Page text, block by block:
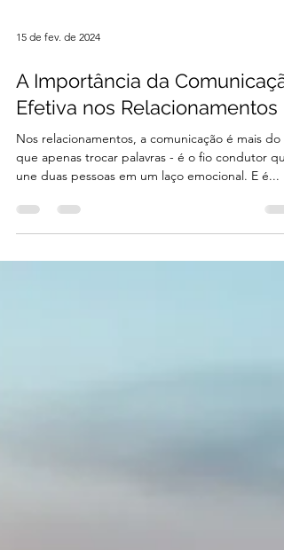
A Importância da
Efetiva nos Relacionamentos
Nos relacionamentos, a comunicação é mais do
une duas pessoas em um laço emocional. E é...